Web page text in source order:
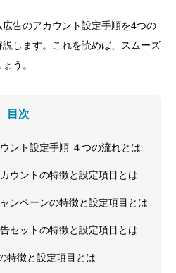
告のアカウント設定手順を4つの
します。これを読めば、スムーズ
う。
目次
ント設定手順 ４つの流れとは
ウントの特徴と設定項目とは
ンペーンの特徴と設定項目とは
セットの特徴と設定項目とは
特徴と設定項目とは